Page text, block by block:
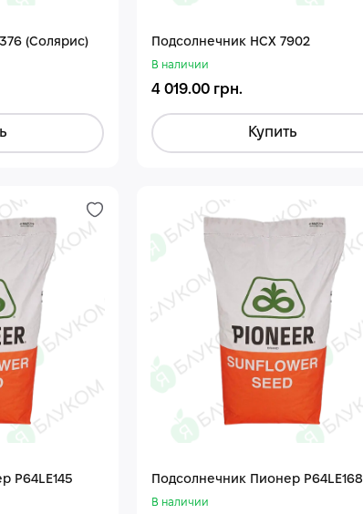
(Солярис) Подсолнечник НСХ 7902
В наличии
4 019.00 грн.
Купить
P64LE145
Подсолнечник Пионер P64LE168
В наличии